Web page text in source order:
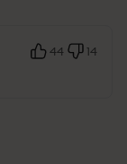
44 14